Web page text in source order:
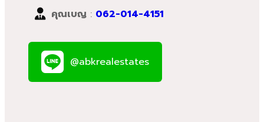
คุณเบญ : 062-014-4151
@abkrealestates